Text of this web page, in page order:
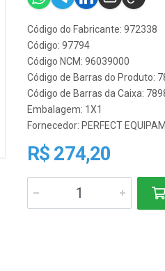
Código do Fabricante: 972338
Código: 97794
Código NCM: 96039000
Código de Barras do Produto:
Código de Barras da Caixa:
Embalagem: 1X1
Fornecedor: PERFECT
R$ 274,20